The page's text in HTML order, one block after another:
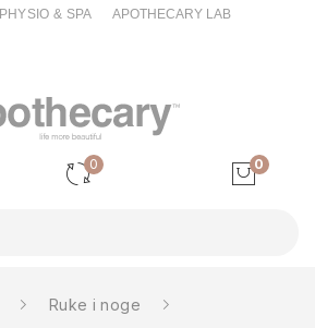
PHYSIO & SPA APOTHECARY LAB
0 0
Ruke i noge